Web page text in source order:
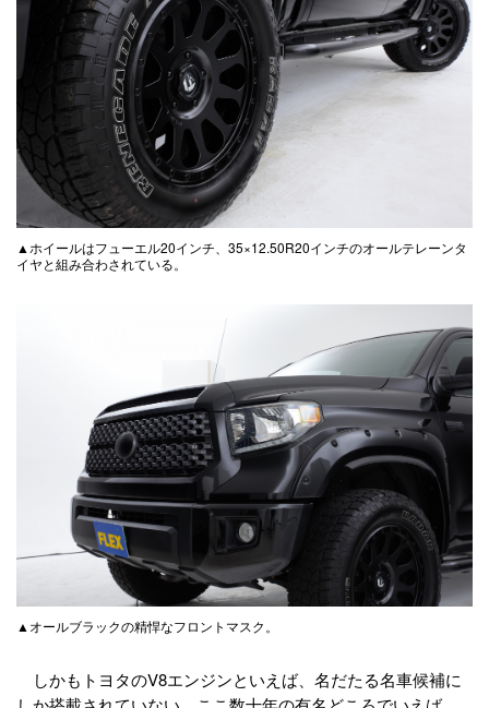
▲ホイールはフューエル20インチ、35×12.50R20インチのオールテレーンタ
イヤと組み合わされている。
▲オールブラックの精悍なフロントマスク。
しかもトヨタのV8エンジンといえば、名だたる名車候補に